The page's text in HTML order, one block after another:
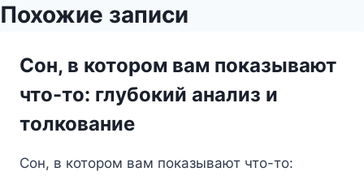
Похожие записи
Сон, в котором вам показывают
что-то: глубокий анализ и
толкование
Сон, в котором вам показывают что-то: